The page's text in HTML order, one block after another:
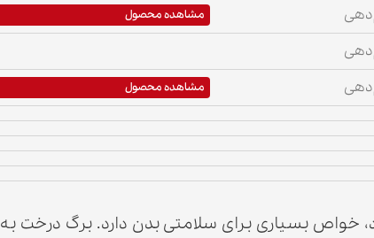
مشاهده محصول
مشاهده محصول
بسیاری برای سلامتی بدن دارد. برگ درخت به